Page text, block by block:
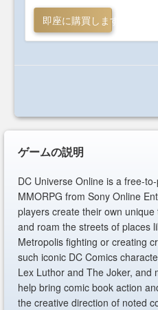
即座に購買します
ゲームの説明
DC Universe Online is a free-
MMORPG from Sony Online
players create their own
and roam the streets of places
Metropolis fighting or creating
such iconic DC Comics
Lex Luthor and The Joker, and
help bring comic book action
the creative direction of noted